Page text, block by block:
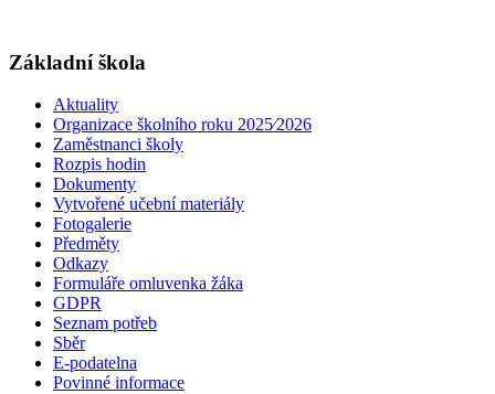
Základní škola
Aktuality
Organizace školního roku 2025⁄2026
Zaměstnanci školy
Rozpis hodin
Dokumenty
Vytvořené učební materiály
Fotogalerie
Předměty
Odkazy
Formuláře omluvenka žáka
GDPR
Seznam potřeb
Sběr
E-podatelna
Povinné informace